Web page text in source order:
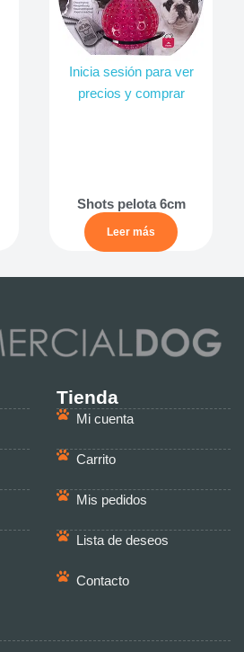
Inicia sesión para ver
precios y comprar
Shots pelota 6cm
Leer más
Tienda
Mi cuenta
Carrito
Mis pedidos
Lista de deseos
Contacto